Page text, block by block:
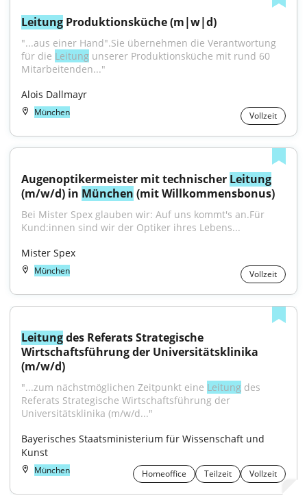
Leitung Produktionsküche (m|w|d)
"...aus einer Hand".Sie übernehmen die Verantwortung
für die Leitung unserer Produktionsküche mit rund 60
Mitarbeitenden..."
Alois Dallmayr
München Vollzeit
Augenoptikermeister mit technischer Leitung
(m/w/d) in München (mit Willkommensbonus)
Bei Mister Spex glauben wir: Auf uns kommt's an.Für
Kund:innen sind wir der Optiker ihres Lebens...
Mister Spex
München Vollzeit
Leitung des Referats Strategische
Wirtschaftsführung der Universitätsklinika
(m/w/d)
"...zum nächstmöglichen Zeitpunkt eine Leitung des
Referats Strategische Wirtschaftsführung der
Universitätsklinika (m/w/d..."
Bayerisches Staatsministerium für Wissenschaft und
Kunst
München Homeoffice Teilzeit Vollzeit